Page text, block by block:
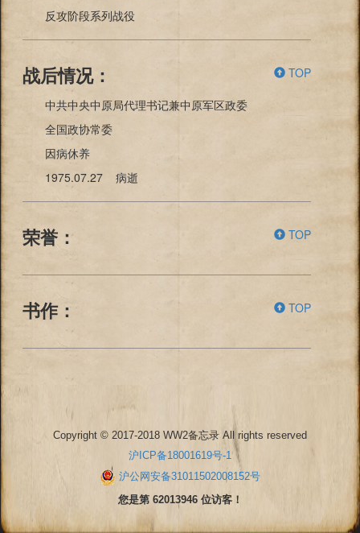
反攻阶段系列战役
战后情况：
TOP
中共中央中原局代理书记兼中原军区政委
全国政协常委
因病休养
1975.07.27 病逝
荣誉： TOP
书作： TOP
Copyright © 2017-2018 WW2备忘录 All rights reserved
沪ICP备18001619号-1
沪公网安备31011502008152号
您是第 62013946 位访客！